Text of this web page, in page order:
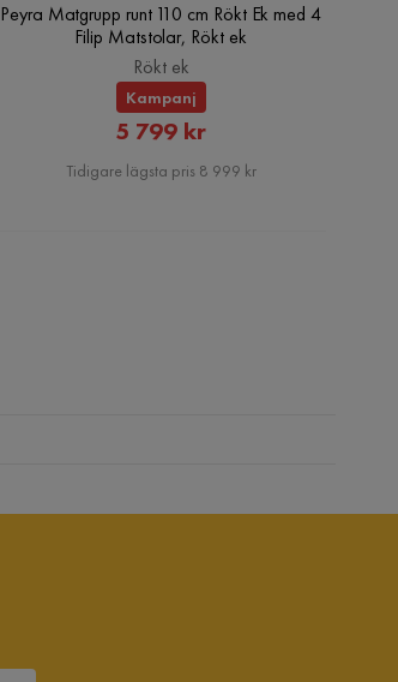
Peyra Matgrupp runt 110 cm Rökt Ek med 4
Filip Matstolar, Rökt ek
Rökt ek
Kampanj
Rabatterat
Pris
5 799 kr
Tidigare lägsta pris 8 999 kr